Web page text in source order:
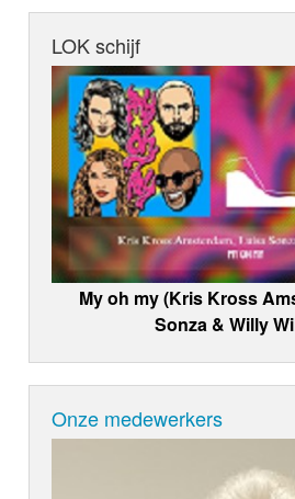
LOK schijf
My oh my (Kris Kross
Sonza & Willy
Onze medewerkers